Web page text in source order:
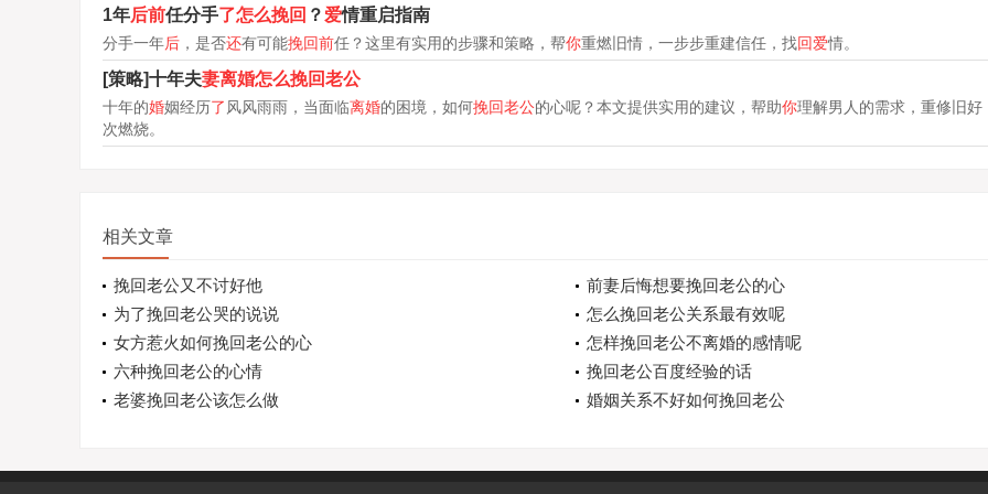
1年后前任分手了怎么挽回 ？ 爱情重启指南
分手一年后 ，是否还有可能挽回前任？这里有实用的步骤和策略，帮你重燃旧情，一步步重建信任，找回爱情。
[策略]十年夫妻离婚怎么挽回老公
十年的婚姻经历了 风风雨雨，当面临离婚的困境，如何挽回老公的心呢？本文提供实用的建议，帮助你理解男人的需求，重修旧好
次燃烧。
相关文章
挽回老公又不讨好他
前妻后悔想要挽回老公的心
为了挽回老公哭的说说
怎么挽回老公关系最有效呢
女方惹火如何挽回老公的心
怎样挽回老公不离婚的感情呢
六种挽回老公的心情
挽回老公百度经验的话
老婆挽回老公该怎么做
婚姻关系不好如何挽回老公